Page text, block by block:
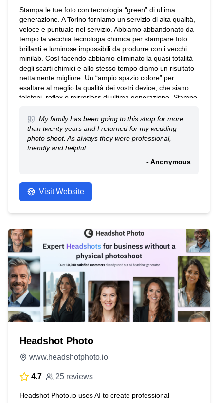
Stampa le tue foto con tecnologia “green” di ultima
generazione. A Torino forniamo un servizio di alta qualità,
veloce e puntuale nel servizio. Abbiamo abbandonato da
tempo la vecchia tecnologia chimica per stampare foto
brillanti e luminose impossibili da produrre con i vecchi
minilab. Così facendo abbiamo eliminato la quasi totalità
degli scarti chimici e allo stesso tempo diamo un risultato
nettamente migliore. Un “ampio spazio colore” per
esaltare al meglio la qualità dei vostri device, che siano
telefoni, reflex o mirrorless di ultima generazione. Stampe
magnetici e tanto tanto altro ancora
My family has been going to this shop for more
than twenty years and I returned for my wedding
photo shoot. As always they were professional,
friendly and helpful.
- Anonymous
Visit Website
Headshot Photo
www.headshotphoto.io
4.7 25 reviews
Headshot Photo.io uses AI to create professional